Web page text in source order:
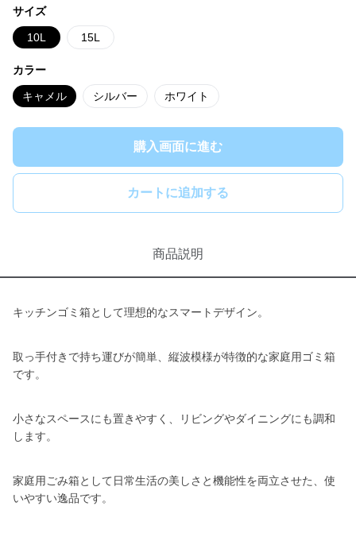
サイズ
10L 15L
カラー
キャメル シルバー ホワイト
購入画面に進む
カートに追加する
商品説明
キッチンゴミ箱として理想的なスマートデザイン。
取っ手付きで持ち運びが簡単、縦波模様が特徴的な家庭用ゴミ箱
です。
小さなスペースにも置きやすく、リビングやダイニングにも調和
します。
家庭用ごみ箱として日常生活の美しさと機能性を両立させた、使
いやすい逸品です。